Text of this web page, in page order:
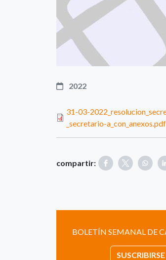
2022
31-03-
_secretario-a_con_anexos.pdf
compartir:
BOLETÍN SEMANAL DE
SUSCRIBIRSE